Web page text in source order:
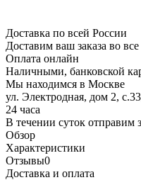
Доставка по всей России
Доставим ваш заказа во
Оплата онлайн
Наличными, банковской
Мы находимся в Москве
ул. Электродная, дом 2,
24 часа
В течении суток отправим
Обзор
Характеристики
Отзывы0
Доставка и оплата